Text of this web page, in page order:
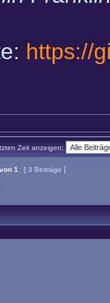
https://
Zeit anzeigen:
von 1
[ 3 Beiträge ]